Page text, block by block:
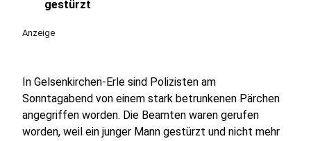
gestürzt
Anzeige
In Gelsenkirchen-Erle sind Polizisten am
Sonntagabend von einem stark betrunkenen Pärchen
angegriffen worden. Die Beamten waren gerufen
worden, weil ein junger Mann gestürzt und nicht mehr